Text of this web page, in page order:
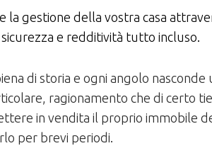
la gestione della vostra casa
e redditività tutto incluso.
di storia e ogni angolo
ragionamento che di certo
in vendita il proprio immobile
per brevi periodi.